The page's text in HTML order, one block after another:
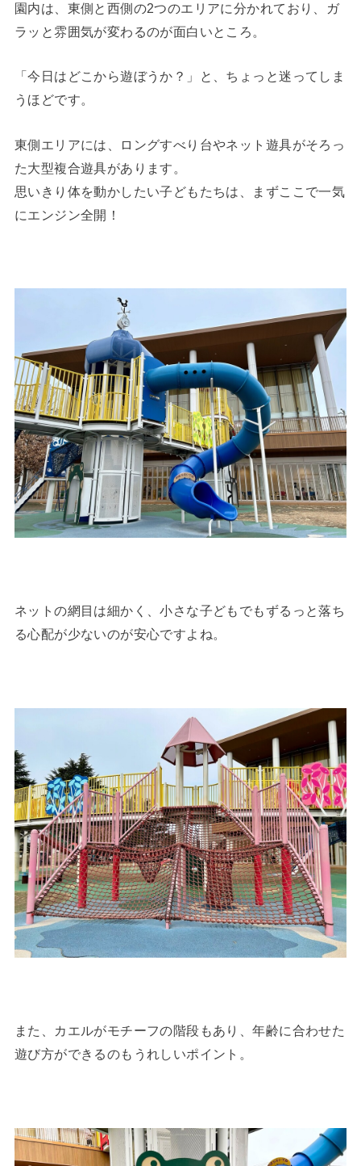
園内は、東側と西側の2つのエリアに分かれており、ガ
ラッと雰囲気が変わるのが面白いところ。
「今日はどこから遊ぼうか？」と、ちょっと迷ってしま
うほどです。
東側エリアには、ロングすべり台やネット遊具がそろっ
た大型複合遊具があります。
思いきり体を動かしたい子どもたちは、まずここで一気
にエンジン全開！
ネットの網目は細かく、小さな子どもでもずるっと落ち
る心配が少ないのが安心ですよね。
また、カエルがモチーフの階段もあり、年齢に合わせた
遊び方ができるのもうれしいポイント。